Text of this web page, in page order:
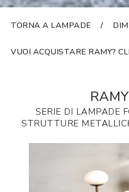
TORNA A LAMPADE
VUOI ACQUISTARE RAMY?
RAMY
SERIE DI LAMPADE
STRUTTURE